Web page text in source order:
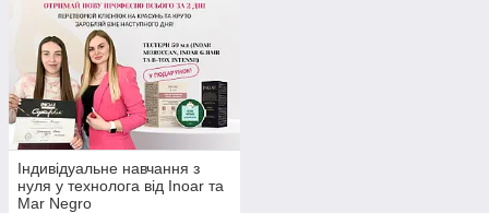
Індивідуальне навчання з
нуля у технолога від Inoar та
Mar Negro